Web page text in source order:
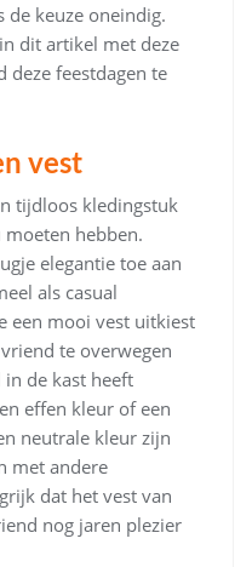
de keuze oneindig.
dit artikel met deze
feestdagen te
vest
tijdloos kledingstuk
hebben.
elegantie toe aan
als casual
een mooi vest uitkiest
te overwegen
de kast heeft
effen kleur of een
neutrale kleur zijn
met andere
dat het vest van
nog jaren plezier